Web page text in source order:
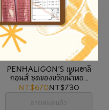
PENHALIGON'S เพนฮาลิ
กอนส์ ชุดของขวัญน้ำหอม
กลิ่นดอกไม้ 10ml*3แบบ
NT$670NT$730
ขายหมดแล้ว